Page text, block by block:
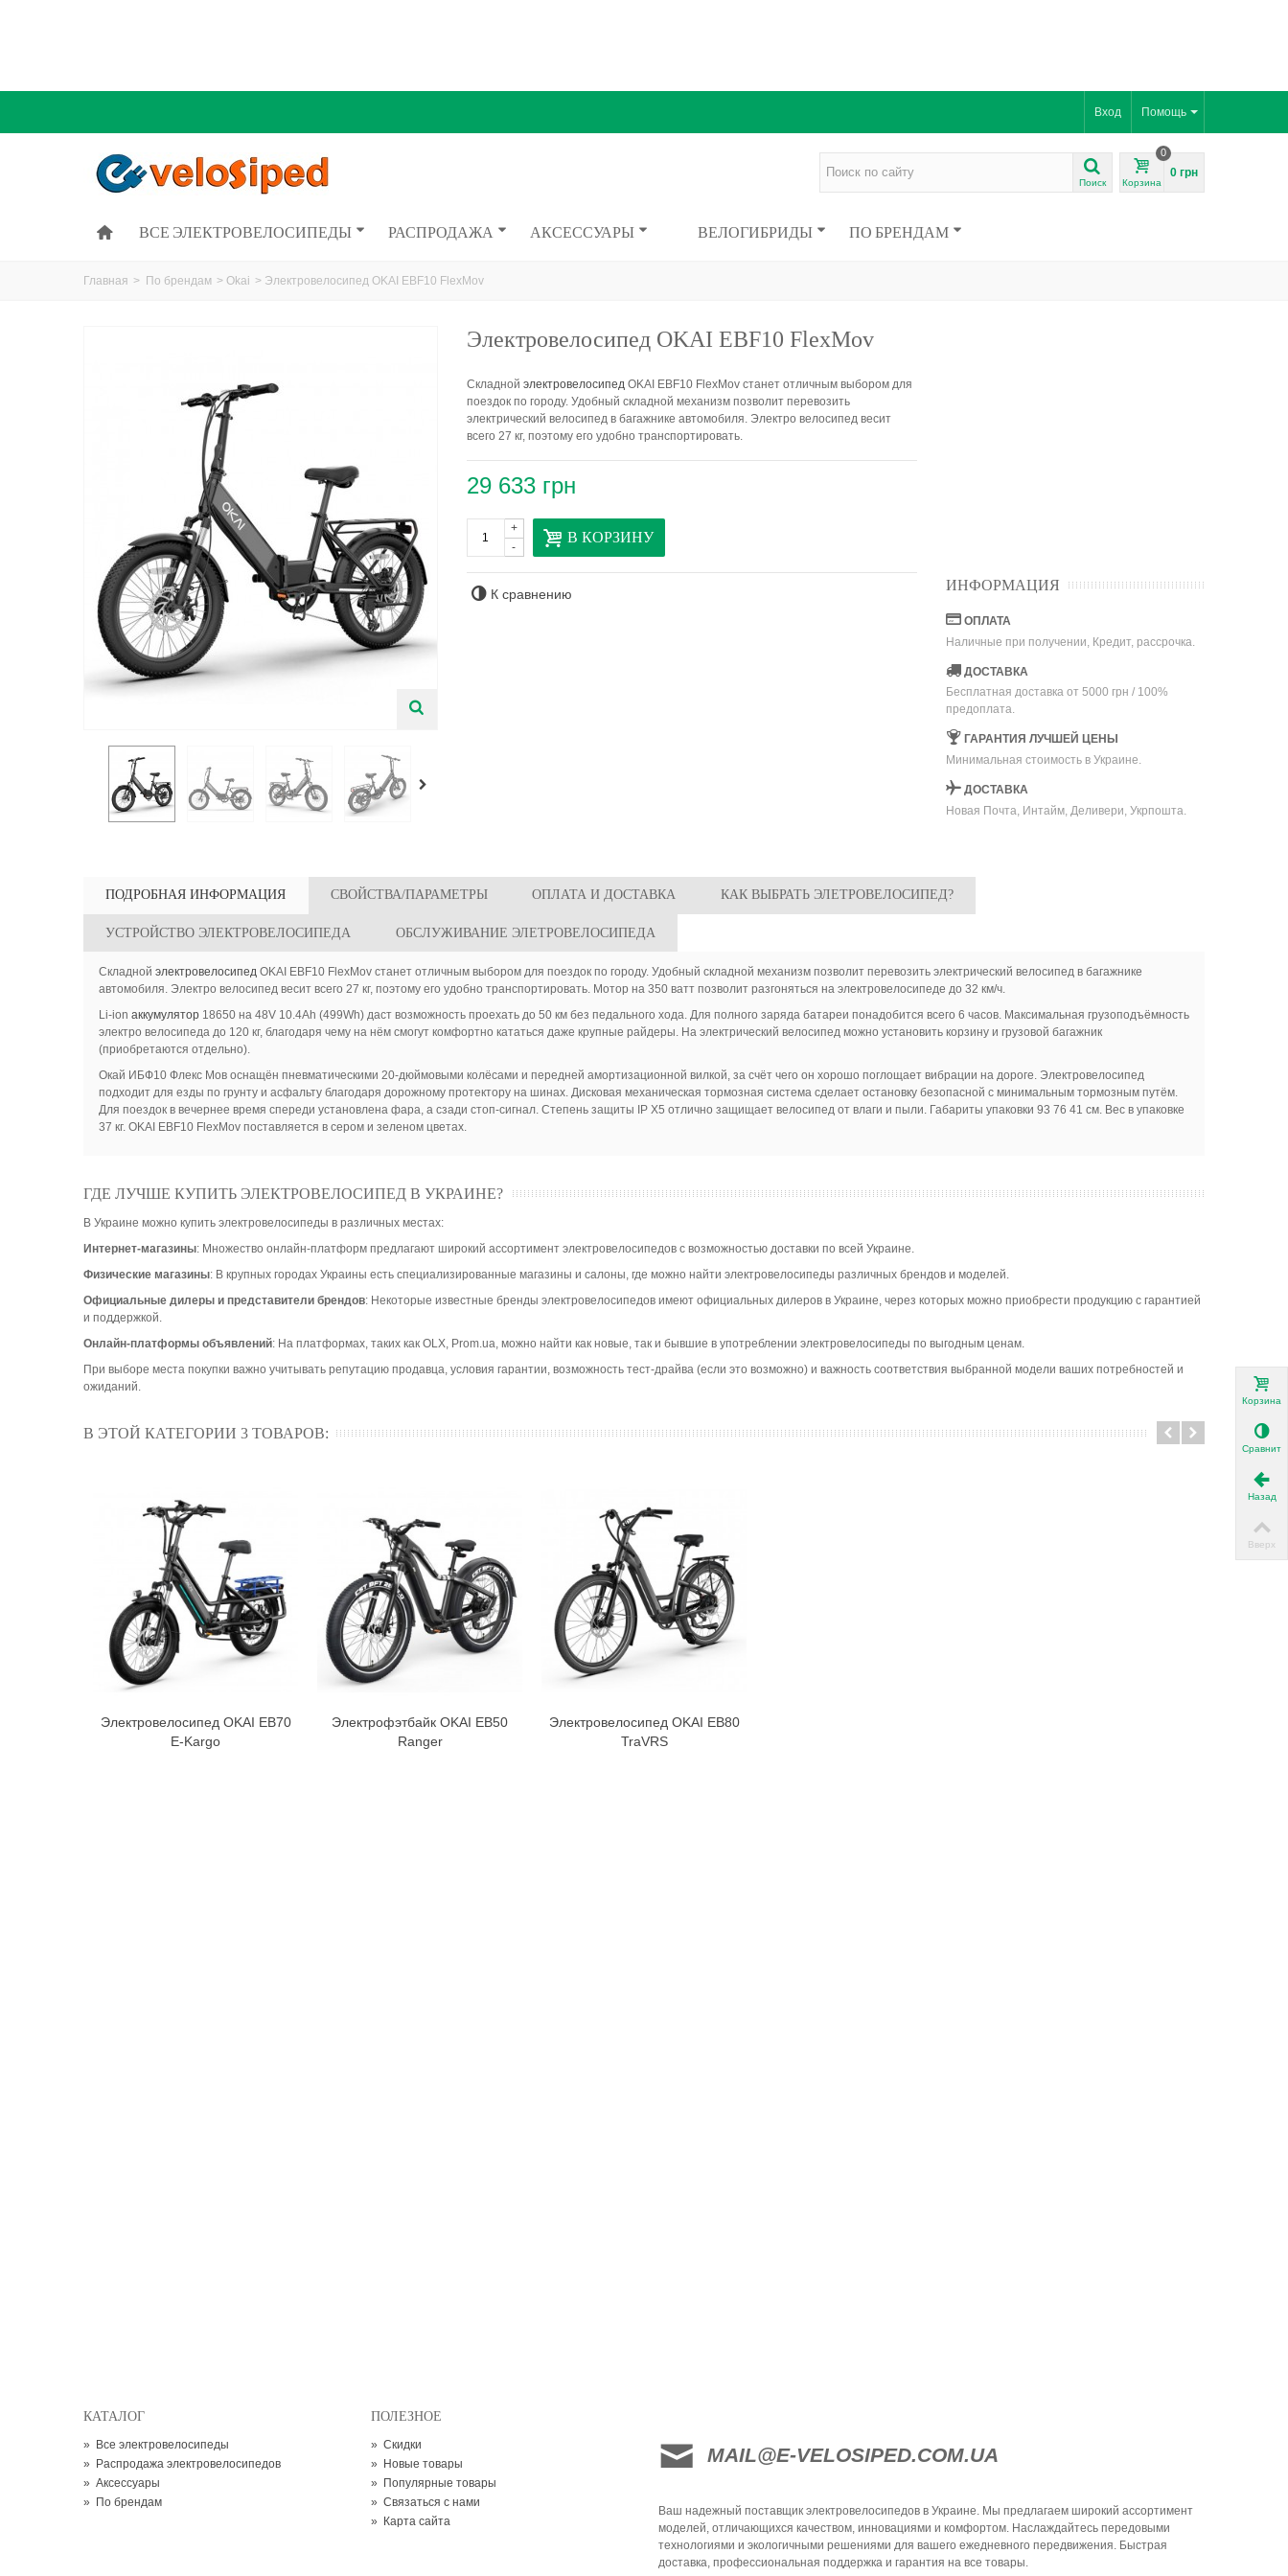
Помощь
Вход
Поиск Корзина
0
0 грн
ВСЕ ЭЛЕКТРОВЕЛОСИПЕДЫ РАСПРОДАЖА АКСЕССУАРЫ ВЕЛОГИБРИДЫ ПО БРЕНДАМ
Главная > По брендам > Okai > Электровелосипед OKAI EBF10 FlexMov
Электровелосипед OKAI EBF10 FlexMov
Складной электровелосипедOKAI EBF10 FlexMov станет отличным выбором для
поездок по городу. Удобный складной механизм позволит перевозить
электрический велосипед в багажнике автомобиля. Электро велосипед весит
всего 27 кг, поэтому его удобно транспортировать.
29 633 грн
-
+ В КОРЗИНУ
К сравнению
ИНФОРМАЦИЯ
ОПЛАТА
Наличные при получении, Кредит, рассрочка.
ДОСТАВКА
Бесплатная доставка от 5000 грн / 100%
предоплата.
ГАРАНТИЯ ЛУЧШЕЙ ЦЕНЫ
Минимальная стоимость в Украине.
ДОСТАВКА
Новая Почта, Интайм, Деливери, Укрпошта.
ПОДРОБНАЯ ИНФОРМАЦИЯ СВОЙСТВА/ПАРАМЕТРЫ ОПЛАТА И ДОСТАВКА КАК ВЫБРАТЬ ЭЛЕТРОВЕЛОСИПЕД?
УСТРОЙСТВО ЭЛЕКТРОВЕЛОСИПЕДА ОБСЛУЖИВАНИЕ ЭЛЕТРОВЕЛОСИПЕДА
Складной электровелосипедOKAI EBF10 FlexMov станет отличным выбором для поездок по городу. Удобный складной механизм позволит перевозить электрический велосипед в багажнике
автомобиля. Электро велосипед весит всего 27 кг, поэтому его удобно транспортировать. Мотор на 350 ватт позволит разгоняться на электровелосипеде до 32 км/ч.
Li-ion аккумулятор18650 на 48V 10.4Ah (499Wh) даст возможность проехать до 50 км без педального хода. Для полного заряда батареи понадобится всего 6 часов. Максимальная грузоподъёмность
электро велосипеда до 120 кг, благодаря чему на нём смогут комфортно кататься даже крупные райдеры. На электрический велосипед можно установить корзину и грузовой багажник
(приобретаются отдельно).
Окай ИБФ10 Флекс Мов оснащён пневматическими 20-дюймовыми колёсами и передней амортизационной вилкой, за счёт чего он хорошо поглощает вибрации на дороге. Электровелосипед
подходит для езды по грунту и асфальту благодаря дорожному протектору на шинах. Дисковая механическая тормозная система сделает остановку безопасной с минимальным тормозным путём.
Для поездок в вечернее время спереди установлена фара, а сзади стоп-сигнал. Степень защиты IP X5 отлично защищает велосипед от влаги и пыли. Габариты упаковки 93 76 41 см. Вес в упаковке
37 кг. OKAI EBF10 FlexMov поставляется в сером и зеленом цветах.
ГДЕ ЛУЧШЕ КУПИТЬ ЭЛЕКТРОВЕЛОСИПЕД В УКРАИНЕ?
В Украине можно купить электровелосипеды в различных местах:
Интернет-магазины: Множество онлайн-платформ предлагают широкий ассортимент электровелосипедов с возможностью доставки по всей Украине.
Физические магазины: В крупных городах Украины есть специализированные магазины и салоны, где можно найти электровелосипеды различных брендов и моделей.
Официальные дилеры и представители брендов: Некоторые известные бренды электровелосипедов имеют официальных дилеров в Украине, через которых можно приобрести продукцию с гарантией
и поддержкой.
Онлайн-платформы объявлений: На платформах, таких как OLX, Prom.ua, можно найти как новые, так и бывшие в употреблении электровелосипеды по выгодным ценам.
При выборе места покупки важно учитывать репутацию продавца, условия гарантии, возможность тест-драйва (если это возможно) и важность соответствия выбранной модели ваших потребностей и
ожиданий.
В ЭТОЙ КАТЕГОРИИ 3 ТОВАРОВ:
В корзину
Электровелосипед OKAI EB70
E-Kargo
В корзину
Электрофэтбайк OKAI EB50
Ranger
В корзину
Электровелосипед OKAI EB80
TraVRS
КАТАЛОГ
»
Все электровелосипеды
»
Распродажа электровелосипедов
» Аксессуары
»
По брендам
ПОЛЕЗНОЕ
» Скидки
»
Новые товары
»
Популярные товары
» Связаться с нами
»
Карта сайта
MAIL@E-VELOSIPED.COM.UA
Ваш надежный поставщик электровелосипедов в Украине. Мы предлагаем широкий ассортимент
моделей, отличающихся качеством, инновациями и комфортом. Наслаждайтесь передовыми
технологиями и экологичными решениями для вашего ежедневного передвижения. Быстрая
доставка, профессиональная поддержка и гарантия на все товары.
Корзина
Сравнить
Назад
Вверх